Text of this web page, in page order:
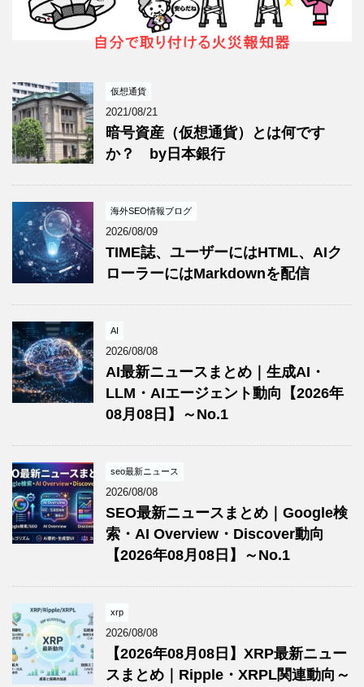
仮想通貨
2021/08/21
暗号資産（仮想通貨）とは何です
か？ by日本銀行
海外SEO情報ブログ
2026/08/09
TIME誌、ユーザーにはHTML、AIク
ローラーにはMarkdownを配信
AI
2026/08/08
AI最新ニュースまとめ｜生成AI・
LLM・AIエージェント動向【2026年
08月08日】～No.1
seo最新ニュース
2026/08/08
SEO最新ニュースまとめ｜Google検
索・AI Overview・Discover動向
【2026年08月08日】～No.1
xrp
2026/08/08
【2026年08月08日】XRP最新ニュー
スまとめ｜Ripple・XRPL関連動向～